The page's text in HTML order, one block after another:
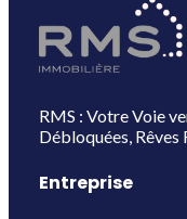
RMS : Votre Voie
Débloquées,
Entreprise